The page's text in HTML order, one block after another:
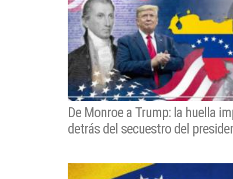
De Monroe a Trump: la huella
detrás del secuestro del